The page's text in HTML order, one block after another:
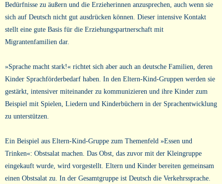
Bedürfnisse zu äußern und die Erzieherinnen anzusprechen, auch wenn sie
sich auf Deutsch nicht gut ausdrücken können. Dieser intensive Kontakt
stellt eine gute Basis für die Erziehungspartnerschaft mit
Migrantenfamilien dar.
»Sprache macht stark!« richtet sich aber auch an deutsche Familien, deren
Kinder Sprachförderbedarf haben. In den Eltern-Kind-Gruppen werden sie
gestärkt, intensiver miteinander zu kommunizieren und ihre Kinder zum
Beispiel mit Spielen, Liedern und Kinderbüchern in der Sprachentwicklung
zu unterstützen.
Ein Beispiel aus Eltern-Kind-Gruppe zum Themenfeld »Essen und
Trinken«: Obstsalat machen. Das Obst, das zuvor mit der Kleingruppe
eingekauft wurde, wird vorgestellt. Eltern und Kinder bereiten gemeinsam
einen Obstsalat zu. In der Gesamtgruppe ist Deutsch die Verkehrssprache.